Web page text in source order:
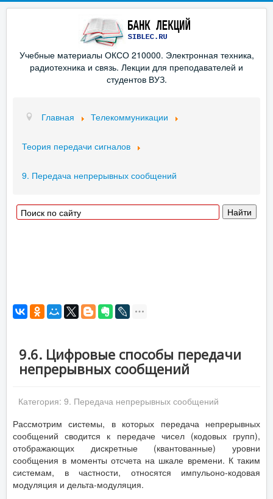
Учебные материалы ОКСО 210000. Электронная техника,
радиотехника и связь. Лекции для преподавателей и
студентов ВУЗ.
Главная Телекоммуникации
Теория передачи сигналов
9. Передача непрерывных сообщений
9.6. Цифровые способы передачи
непрерывных сообщений
Категория: 9. Передача непрерывных сообщений
Рассмотрим системы, в которых передача непрерывных
сообщений сводится к передаче чисел (кодовых групп),
отображающих дискретные (квантованные) уровни
сообщения в моменты отсчета на шкале времени. К таким
системам, в частности, относятся импульоно-кодовая
модуляция и дельта-модуляция.